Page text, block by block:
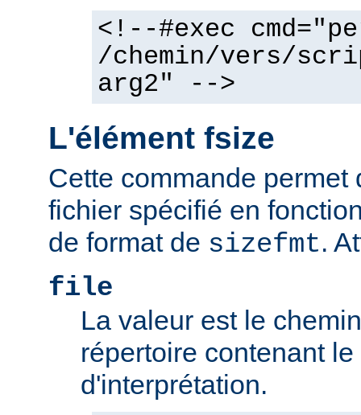
<!--#exec
/chemin/vers/
arg2" -->
L'élément fsize
Cette commande permet
fichier spécifié en
de format de sizefmt.
file
La valeur est le
répertoire contenant
d'interprétation.